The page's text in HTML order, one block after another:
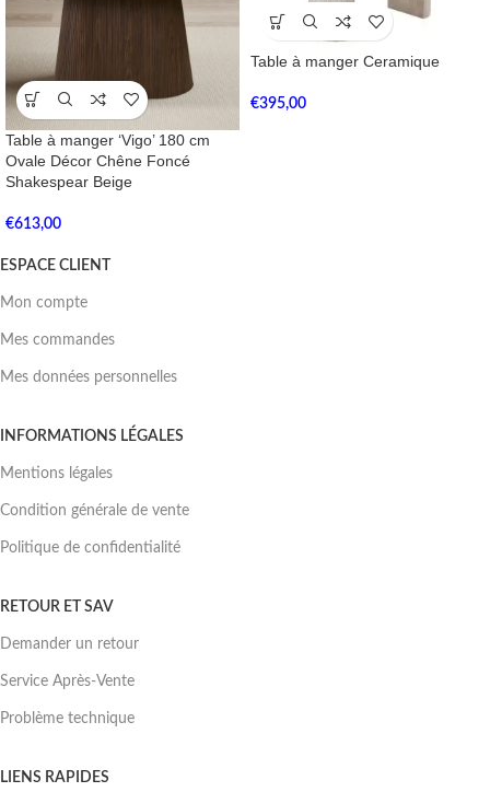
Table à manger ‘Vigo’ 180 cm
Ovale Décor Chêne Foncé
Shakespear Beige
€613,00
Table à manger Ceramique
€395,00
ESPACE CLIENT
Mon compte
Mes commandes
Mes données personnelles
INFORMATIONS LÉGALES
Mentions légales
Condition générale de vente
Politique de confidentialité
RETOUR ET SAV
Demander un retour
Service Après-Vente
Problème technique
LIENS RAPIDES